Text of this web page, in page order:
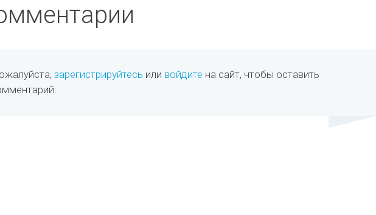
зарегистрируйтесь или войдите на сайт, чтобы оставить